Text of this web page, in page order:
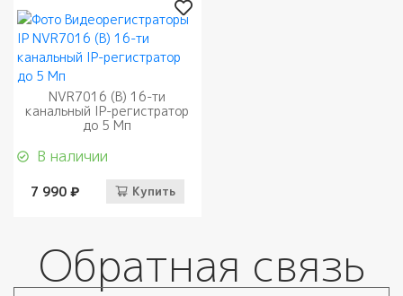
NVR7016 (B) 16-ти
канальный IP-регистратор
до 5 Мп
В наличии
7 990 ₽ Купить
Обратная связь